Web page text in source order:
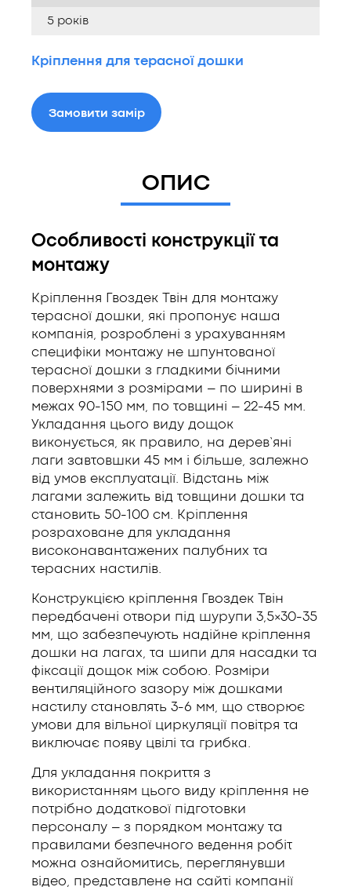
5 років
Кріплення для терасної дошки
Замовити замір
ОПИС
Особливості конструкції та
монтажу
Кріплення Гвоздек Твін для монтажу
терасної дошки, які пропонує наша
компанія, розроблені з урахуванням
специфіки монтажу не шпунтованої
терасної дошки з гладкими бічними
поверхнями з розмірами – по ширині в
межах 90-150 мм, по товщині – 22-45 мм.
Укладання цього виду дощок
виконується, як правило, на дерев’яні
лаги завтовшки 45 мм і більше, залежно
від умов експлуатації. Відстань між
лагами залежить від товщини дошки та
становить 50-100 см. Кріплення
розраховане для укладання
високонавантажених палубних та
терасних настилів.
Конструкцією кріплення Гвоздек Твін
передбачені отвори під шурупи 3,5×30-35
мм, що забезпечують надійне кріплення
дошки на лагах, та шипи для насадки та
фіксації дощок між собою. Розміри
вентиляційного зазору між дошками
настилу становлять 3-6 мм, що створює
умови для вільної циркуляції повітря та
виключає появу цвілі та грибка.
Для укладання покриття з
використанням цього виду кріплення не
потрібно додаткової підготовки
персоналу – з порядком монтажу та
правилами безпечного ведення робіт
можна ознайомитись, переглянувши
відео, представлене на сайті компанії